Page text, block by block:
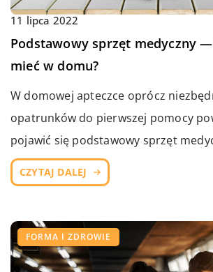
11 lipca 2022
Podstawowy sprzęt medyczny
mieć w domu?
W domowej apteczce oprócz
opatrunków do pierwszej pomocy
pojawić się podstawowy sprzęt
CZYTAJ DALEJ
FORMA I ZDROWIE